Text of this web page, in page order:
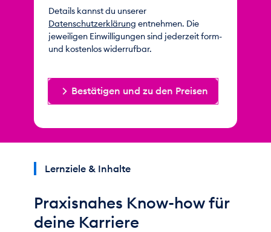
Details kannst du unserer
Datenschutzerklärung entnehmen. Die
jeweiligen Einwilligungen sind jederzeit form-
und kostenlos widerrufbar.
Bestätigen und zu den Preisen
Lernziele & Inhalte
Praxisnahes Know-how für
deine Karriere